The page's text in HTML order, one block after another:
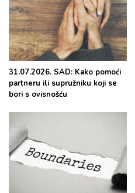
31.07.2026. SAD: Kako pomoći
partneru ili supružniku koji se
bori s ovisnošću